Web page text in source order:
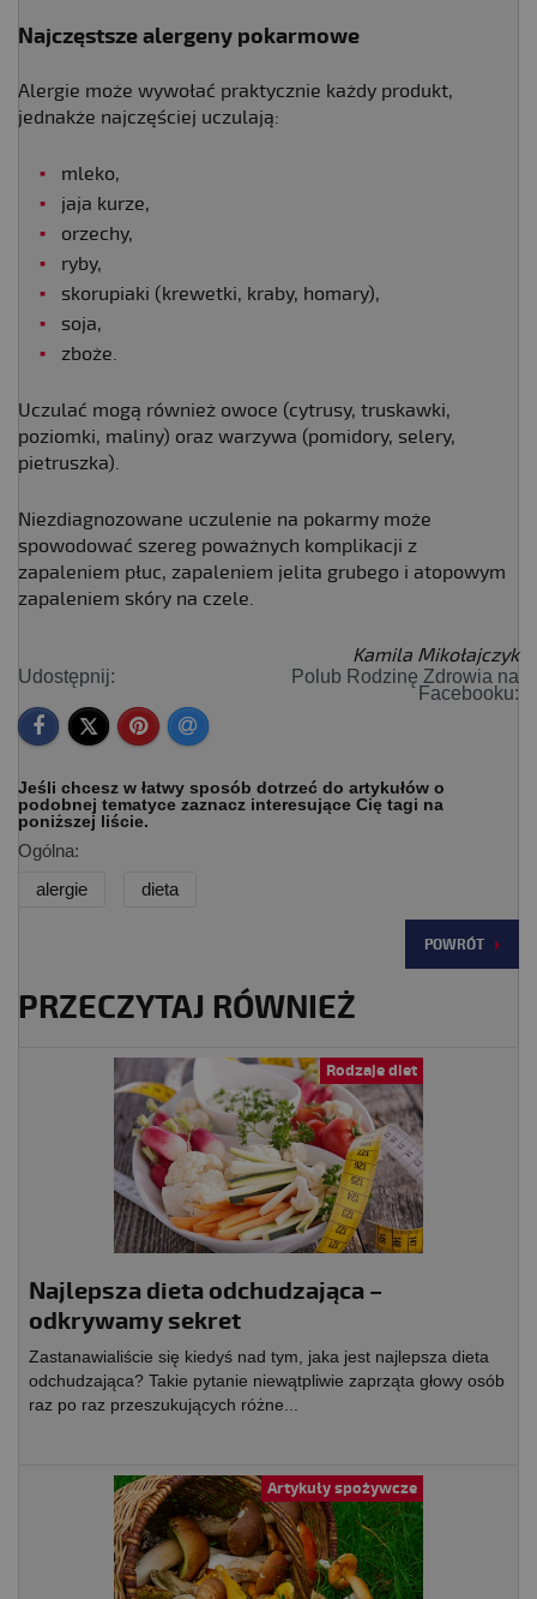
Najczęstsze alergeny pokarmowe
Alergie może wywołać praktycznie każdy produkt,
jednakże najczęściej uczulają:
mleko,
jaja kurze,
orzechy,
ryby,
skorupiaki (krewetki, kraby, homary),
soja,
zboże.
Uczulać mogą również owoce (cytrusy, truskawki,
poziomki, maliny) oraz warzywa (pomidory, selery,
pietruszka).
Niezdiagnozowane uczulenie na pokarmy może
spowodować szereg poważnych komplikacji z
zapaleniem płuc, zapaleniem jelita grubego i atopowym
zapaleniem skóry na czele.
Kamila Mikołajczyk
Udostępnij:
Polub Rodzinę Zdrowia na
Facebooku:
Jeśli chcesz w łatwy sposób dotrzeć do artykułów o
podobnej tematyce zaznacz interesujące Cię tagi na
poniższej liście.
Ogólna:
alergie
dieta
POWRÓT
PRZECZYTAJ RÓWNIEŻ
Rodzaje diet
Najlepsza dieta odchudzająca –
odkrywamy sekret
Zastanawialiście się kiedyś nad tym, jaka jest najlepsza dieta
odchudzająca? Takie pytanie niewątpliwie zaprząta głowy osób
raz po raz przeszukujących różne...
Artykuły spożywcze